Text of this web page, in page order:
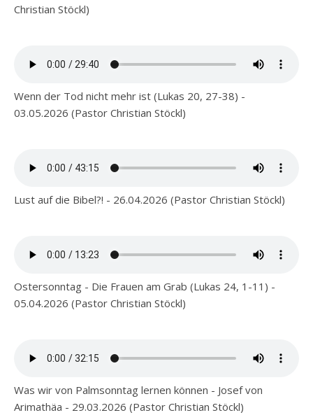
Christian Stöckl)
Wenn der Tod nicht mehr ist (Lukas 20, 27-38) -
03.05.2026 (Pastor Christian Stöckl)
Lust auf die Bibel?! - 26.04.2026 (Pastor Christian Stöckl)
Ostersonntag - Die Frauen am Grab (Lukas 24, 1-11) -
05.04.2026 (Pastor Christian Stöckl)
Was wir von Palmsonntag lernen können - Josef von
Arimathäa - 29.03.2026 (Pastor Christian Stöckl)